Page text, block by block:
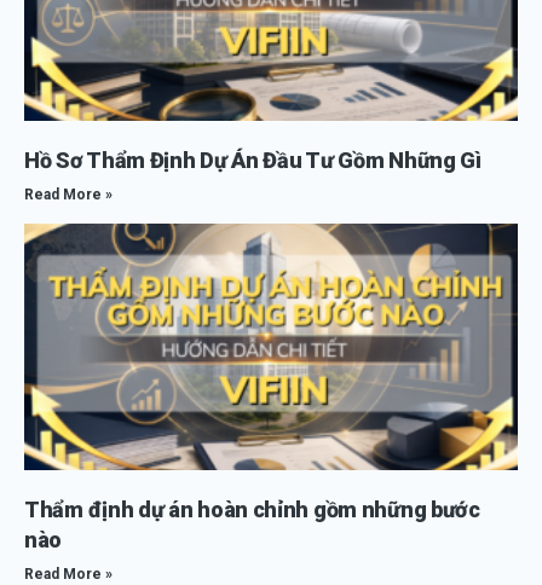
Hồ Sơ Thẩm Định Dự Án Đầu Tư Gồm Những Gì
Read More »
Thẩm định dự án hoàn chỉnh gồm những bước
nào
Read More »